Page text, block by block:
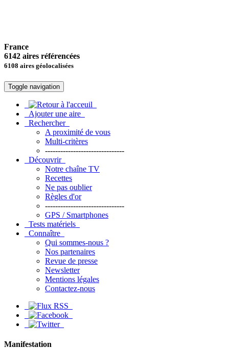
France
6142 aires référencées
6108 aires géolocalisées
Toggle navigation
Ajouter une aire
Rechercher
A proximité de vous
Multi-critères
-------------------------------
Découvrir
Notre chaîne TV
Recettes
Ne pas oublier
Règles d'or
-------------------------------
GPS / Smartphones
Tests matériels
Connaître
Qui sommes-nous ?
Nos partenaires
Revue de presse
Newsletter
Mentions légales
Contactez-nous
Manifestation